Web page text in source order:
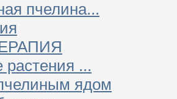
пчелина...
...
ядом